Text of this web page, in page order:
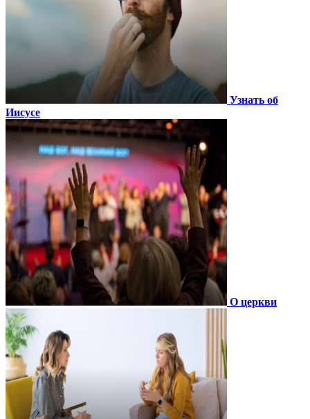
Узнать об
Иисусе
О церкви